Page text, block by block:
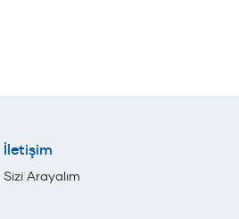
İletişim
Sizi Arayalım